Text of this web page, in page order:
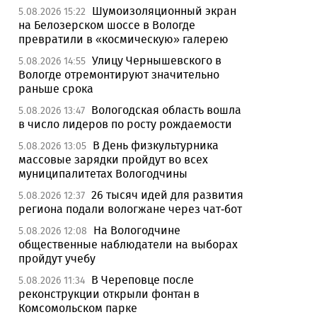
5.08.2026 15:22
Шумоизоляционный экран
на Белозерском шоссе в Вологде
превратили в «космическую» галерею
5.08.2026 14:55 Улицу Чернышевского в
Вологде отремонтируют значительно
раньше срока
5.08.2026 13:47 Вологодская область вошла
в число лидеров по росту рождаемости
5.08.2026 13:05 В День физкультурника
массовые зарядки пройдут во всех
муниципалитетах Вологодчины
5.08.2026 12:37 26 тысяч идей для развития
региона подали вологжане через чат-бот
5.08.2026 12:08
На Вологодчине
общественные наблюдатели на выборах
пройдут учебу
5.08.2026 11:34 В Череповце после
реконструкции открыли фонтан в
Комсомольском парке